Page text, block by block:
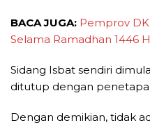
BACA JUGA: Pemprov
Selama Ramadhan 1446 H
Sidang Isbat sendiri
ditutup dengan
Dengan demikian, tidak